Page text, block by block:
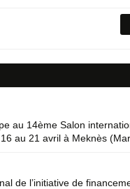
au 14ème Salon
au 21 avril à Meknès
de l’initiative de